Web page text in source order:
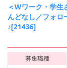
＜Wワーク・学
んどなし／フォロ
♪[21436]
募集職種